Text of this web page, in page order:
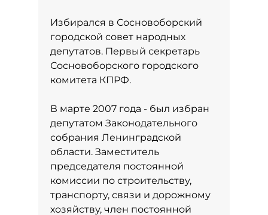
Избирался в Сосновоборский
городской совет народных
депутатов. Первый секретарь
Сосновоборского городского
комитета КПРФ.
В марте 2007 года - был избран
депутатом Законодательного
собрания Ленинградской
области. Заместитель
председателя постоянной
комиссии по строительству,
транспорту, связи и дорожному
хозяйству, член постоянной